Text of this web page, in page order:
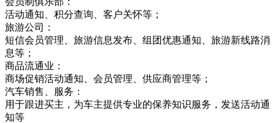
活动通知、积分查询、客户关怀等；
旅游公司：
短信会员管理、旅游信息发布、组团优惠通知、旅游新线路消
息等；
商品流通业：
商场促销活动通知、会员管理、供应商管理等；
汽车销售、服务：
用于跟进买主，为车主提供专业的保养知识服务，发送活动通
知等